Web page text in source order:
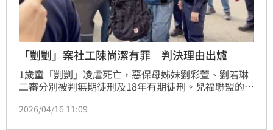
「剴剴」案社工陳尚潔有罪 判決理由出爐
1歲童「剴剴」凌虐死亡，惡保母姊妹劉彩萱、劉若琳
二審分別被判無期徒刑及18年有期徒刑。兒福聯盟的社
後，今依過失致死判刑2年，偽造文書部分無罪。可上
2026/04/16 11:09